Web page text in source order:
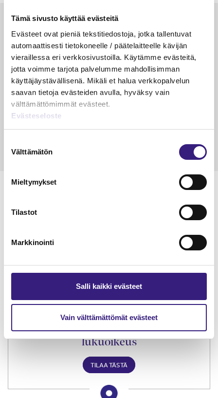
Tämä sivusto käyttää evästeitä
Evästeet ovat pieniä tekstitiedostoja, jotka tallentuvat
automaattisesti tietokoneelle / päätelaitteelle kävijän
vieraillessa eri verkkosivustoilla. Käytämme evästeitä,
jotta voimme tarjota palvelumme mahdollisimman
käyttäjäystävällisenä. Mikäli et halua verkkopalvelun
saavan tietoja evästeiden avulla, hyväksy vain
välttämättömimmät evästeet.
Evästeseloste
valinta
Välttämätön
Mieltymykset
Tilastot
Markkinointi
Salli kaikki evästeet
Vain välttämättömät evästeet
Luetuimmat
VEROTUS
Kulu­veloitukset arvon­lisä­
verotuksessa – omien kulujen
veloitus, kulujen edelleen­
veloitus ja läpi­laskutus
Petri Salomaa
15.5.2023 10 min
Tilaa Tilisanomien
lukuoikeus
TILAA TÄSTÄ